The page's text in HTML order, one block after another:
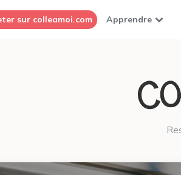
sur colleamoi.com Apprendre